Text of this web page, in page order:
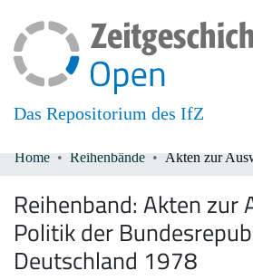
Das Repositorium des IfZ
All of DSpace
Home Reihenbände
Reihenband: Akten zur
Politik der
Deutschland 1978